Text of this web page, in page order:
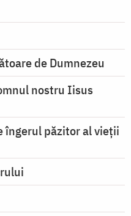
de Dumnezeu
nostru Iisus
îngerul păzitor al vieții